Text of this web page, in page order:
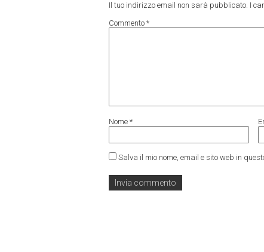
Il tuo indirizzo email non sarà pubblicato. I
Commento *
Nome *
Salva il mio nome, email e sito web in